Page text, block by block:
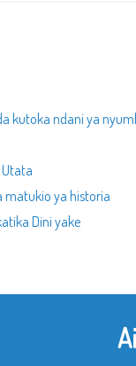
kutoka ndani ya
matukio ya historia
Dini yake